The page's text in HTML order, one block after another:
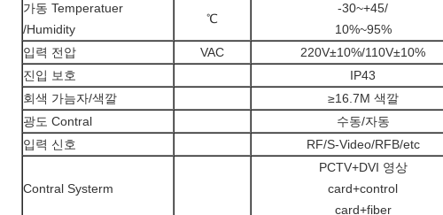
가동 Temperatuer
/Humidity
℃
-30~+45/
10%~95%
입력 전압
VAC
220V±10%/110V±10%
진입 보호
IP43
회색 가늠자/색깔
≥16.7M 색깔
광도 Contral
수동/자동
입력 신호
RF/S-Video/RFB/etc
Contral Systerm
PCTV+DVI 영상
card+control
card+fiber